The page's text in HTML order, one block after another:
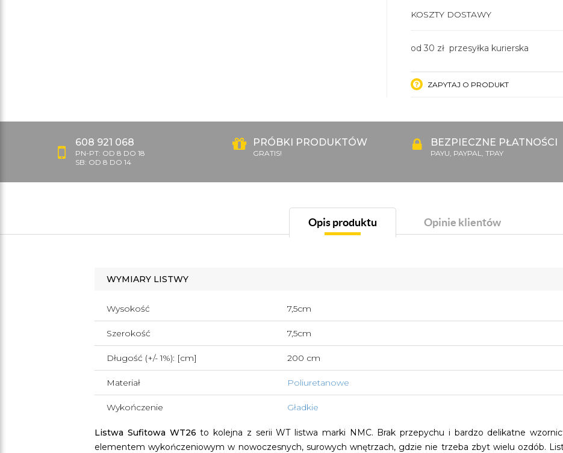
KOSZTY DOSTAWY
od 30 zł przesyłka kurierska
ZAPYTAJ O PRODUKT
608 921 068
PN-PT: OD 8 DO 18
SB: OD 8 DO 14
PRÓBKI PRODUKTÓW
GRATIS!
BEZPIECZNE PŁATNOŚCI
PAYU, PAYPAL, TPAY
Opis produktu Opinie klientów
WYMIARY LISTWY
Wysokość 7,5cm
Szerokość 7,5cm
Długość (+/- 1%): [cm] 200 cm
Materiał Poliuretanowe
Wykończenie Gładkie
Listwa Sufitowa WT26to kolejna z serii WT listwa marki NMC. Brak przepychu i bardzo delikatne
elementem wykończeniowym w nowoczesnych, surowych wnętrzach, gdzie nie trzeba zbyt wielu ozdób.